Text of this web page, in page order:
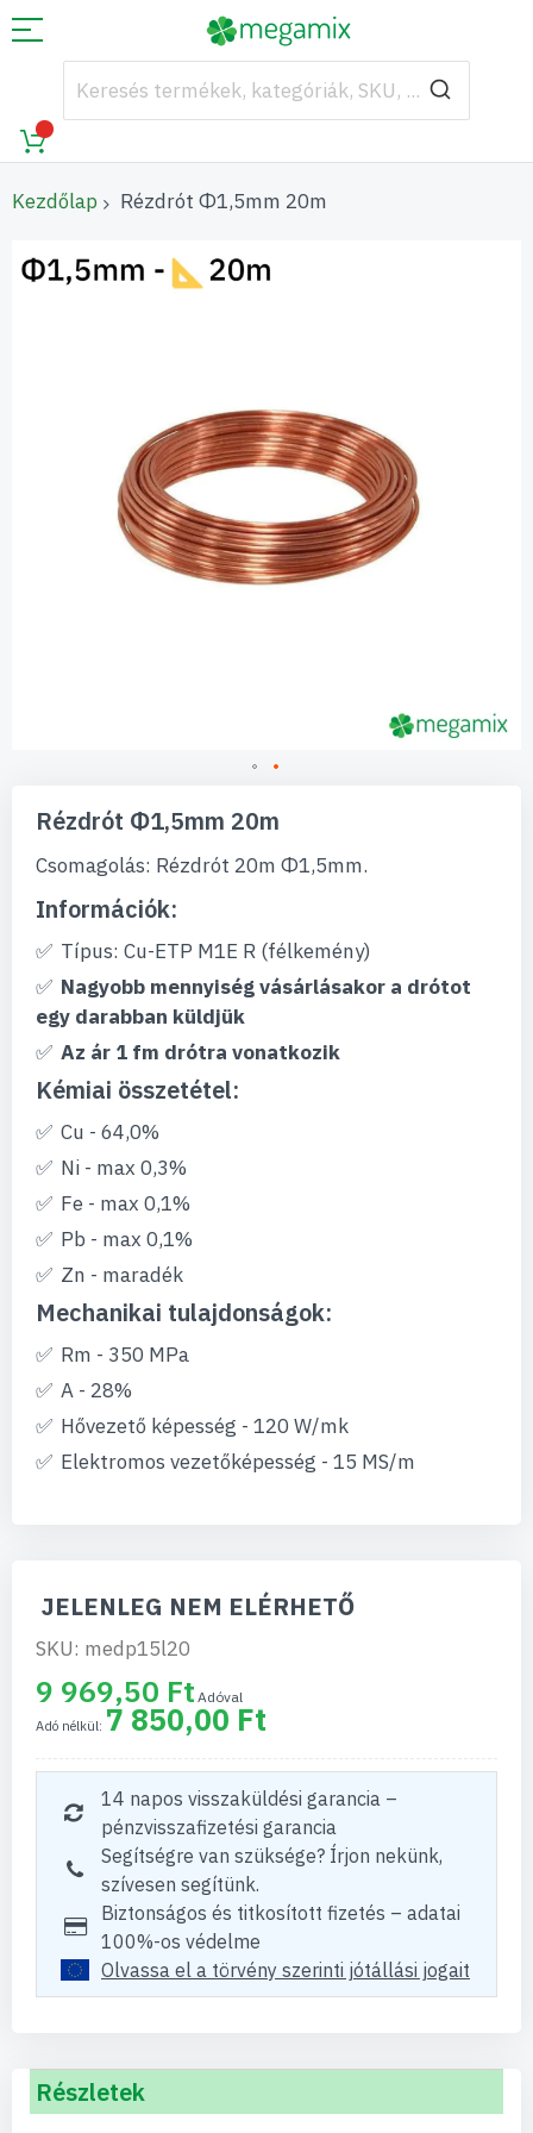
Kezdőlap Rézdrót Φ1,5mm 20m
képgaléria
képgaléria
elejére
Rézdrót Φ1,5mm 20m
Csomagolás: Rézdrót 20m Φ1,5mm.
Információk:
Típus: Cu-ETP M1E R (félkemény)
Nagyobb mennyiség vásárlásakor a drótot
egy darabban küldjük
Az ár 1 fm drótra vonatkozik
Kémiai összetétel:
Cu - 64,0%
Ni - max 0,3%
Fe - max 0,1%
Pb - max 0,1%
Zn - maradék
Mechanikai tulajdonságok:
Rm - 350 MPa
A - 28%
Hővezető képesség - 120 W/mk
Elektromos vezetőképesség - 15 MS/m
JELENLEG NEM ELÉRHETŐ
SKU: medp15l20
9 969,50 Ft
7 850,00 Ft
14 napos visszaküldési garancia –
pénzvisszafizetési garancia
Segítségre van szüksége? Írjon nekünk,
szívesen segítünk.
Biztonságos és titkosított fizetés – adatai
100%-os védelme
Olvassa el a törvény szerinti jótállási jogait
Részletek